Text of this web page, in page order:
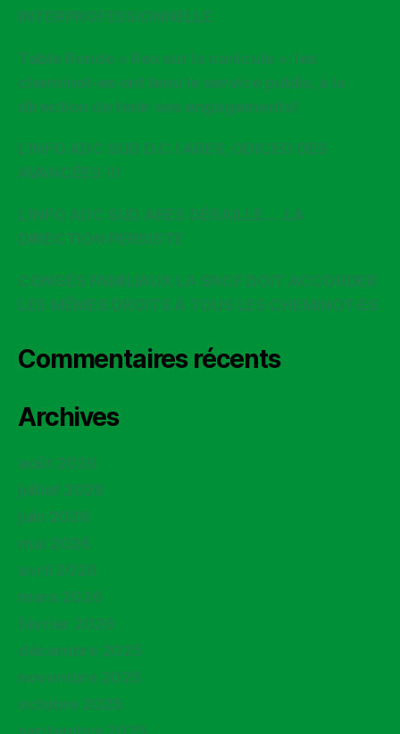
INTERPROFESSIONNELLE
Table Ronde « Rex sur la canicule »: les
cheminot-es ont tenu le service public, à la
direction de tenir ses engagements!
L’INFO ADC SUD D.C.I ARES, ODICEO DES
AVANCÉES !!!
L’INFO ADC SUD ARES DÉRAILLE…..LA
DIRECTION PERSISTE
CONGÉS FAMILIAUX LA SNCF DOIT ACCORDER
LES MÊMES DROITS À TOUS LES CHEMINOT·ES
Commentaires récents
Archives
août 2026
juillet 2026
juin 2026
mai 2026
avril 2026
mars 2026
février 2026
décembre 2025
novembre 2025
octobre 2025